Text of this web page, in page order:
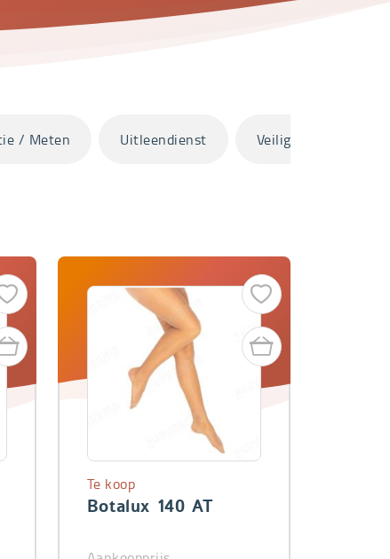
/ Meten Uitleendienst Veilig onderweg
Botalux 140 AT
Te koop